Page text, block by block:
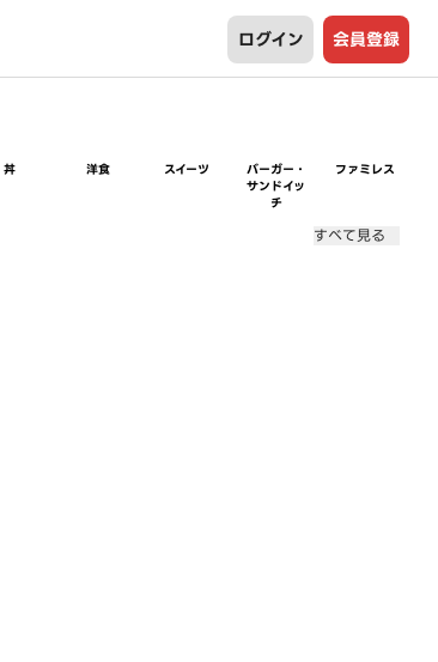
ログイン 会員登録
丼 洋食 スイーツ
バーガー・
サンドイッ
チ
ファミレス
すべて見る